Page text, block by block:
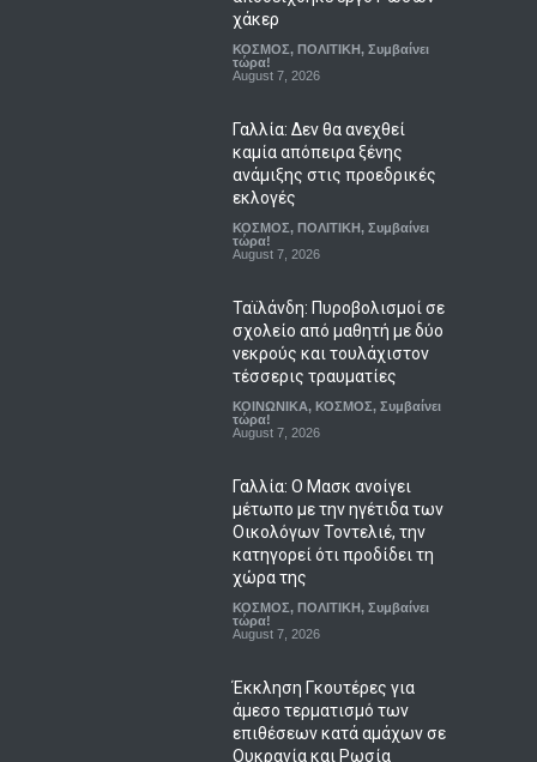
χάκερ
ΚΟΣΜΟΣ, ΠΟΛΙΤΙΚΗ, Συμβαίνει
τώρα!
August 7, 2026
Γαλλία: Δεν θα ανεχθεί
καμία απόπειρα ξένης
ανάμιξης στις προεδρικές
εκλογές
ΚΟΣΜΟΣ, ΠΟΛΙΤΙΚΗ, Συμβαίνει
τώρα!
August 7, 2026
Ταϊλάνδη: Πυροβολισμοί σε
σχολείο από μαθητή με δύο
νεκρούς και τουλάχιστον
τέσσερις τραυματίες
ΚΟΙΝΩΝΙΚΑ, ΚΟΣΜΟΣ, Συμβαίνει
τώρα!
August 7, 2026
Γαλλία: Ο Μασκ ανοίγει
μέτωπο με την ηγέτιδα των
Οικολόγων Τοντελιέ, την
κατηγορεί ότι προδίδει τη
χώρα της
ΚΟΣΜΟΣ, ΠΟΛΙΤΙΚΗ, Συμβαίνει
τώρα!
August 7, 2026
Έκκληση Γκουτέρες για
άμεσο τερματισμό των
επιθέσεων κατά αμάχων σε
Ουκρανία και Ρωσία